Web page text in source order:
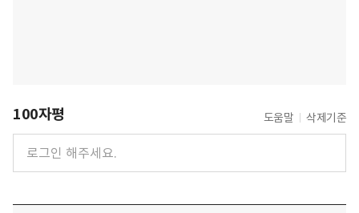
100자평 도움말 삭제기준